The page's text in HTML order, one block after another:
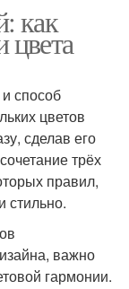
как
цвета
способ
цветов
сделав его
трёх
правил,
стильно.
важно
гармонии.